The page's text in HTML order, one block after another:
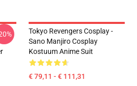
Tokyo Revengers Cosplay -
Sano Manjiro Cosplay
Kostuum Anime Suit
€ 79,11 - € 111,31